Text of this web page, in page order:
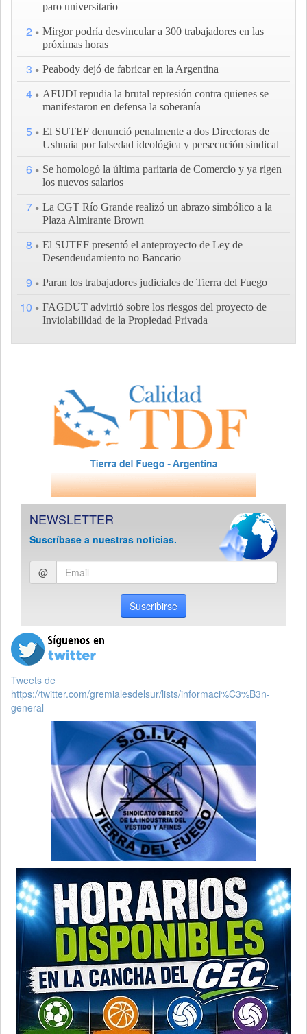
paro universitario
2
Mirgor podría desvincular a 300 trabajadores en las
próximas horas
3 Peabody dejó de fabricar en la Argentina
4
AFUDI repudia la brutal represión contra quienes se
manifestaron en defensa la soberanía
5
El SUTEF denunció penalmente a dos Directoras de
Ushuaia por falsedad ideológica y persecución sindical
6
Se homologó la última paritaria de Comercio y ya rigen
los nuevos salarios
7
La CGT Río Grande realizó un abrazo simbólico a la
Plaza Almirante Brown
8
El SUTEF presentó el anteproyecto de Ley de
Desendeudamiento no Bancario
9 Paran los trabajadores judiciales de Tierra del Fuego
10
FAGDUT advirtió sobre los riesgos del proyecto de
Inviolabilidad de la Propiedad Privada
NEWSLETTER
Suscríbase a nuestras noticias.
Ingresar
email
@
Suscribirse
Tweets de
https://twitter.com/gremialesdelsur/lists/informaci%C3%B3n-
general